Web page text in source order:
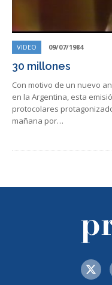
VIDEO 09/07/1984
30 millones
Con motivo de un nuevo
en la Argentina, esta
protocolares
mañana por…